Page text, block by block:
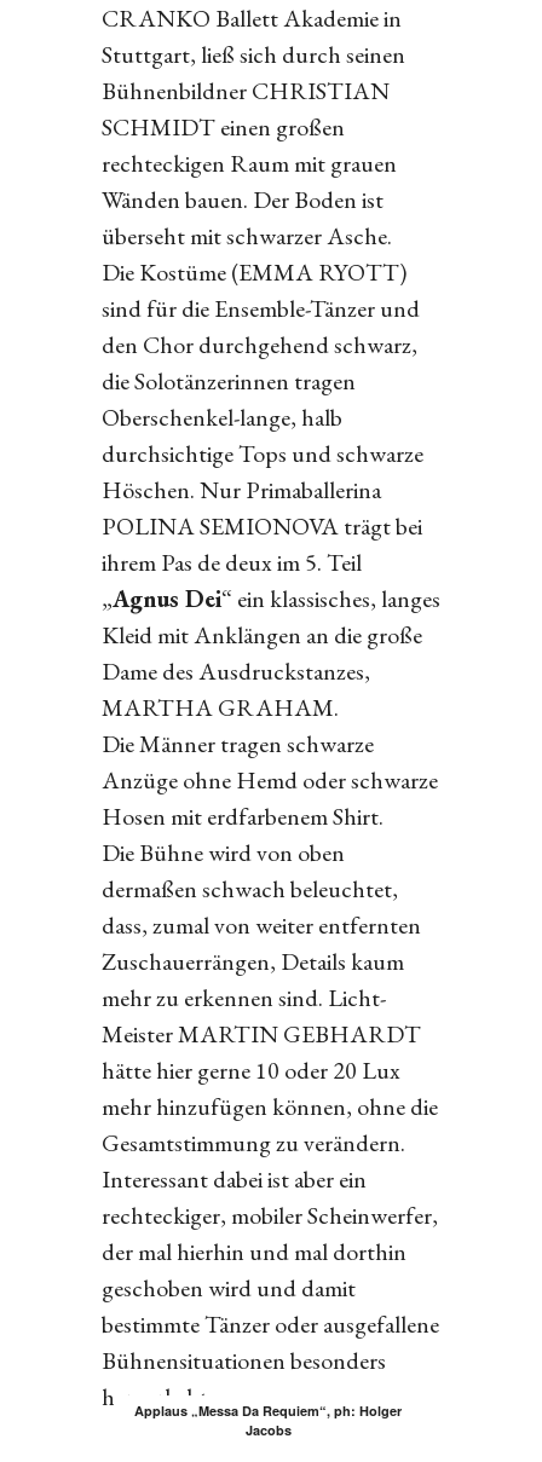
CRANKO Ballett Akademie in
Stuttgart, ließ sich durch seinen
Bühnenbildner CHRISTIAN
SCHMIDT einen großen
rechteckigen Raum mit grauen
Wänden bauen. Der Boden ist
überseht mit schwarzer Asche.
Die Kostüme (EMMA RYOTT)
sind für die Ensemble-Tänzer und
den Chor durchgehend schwarz,
die Solotänzerinnen tragen
Oberschenkel-lange, halb
durchsichtige Tops und schwarze
Höschen. Nur Primaballerina
POLINA SEMIONOVA trägt bei
ihrem Pas de deux im 5. Teil
„Agnus Dei“ ein klassisches, langes
Kleid mit Anklängen an die große
Dame des Ausdruckstanzes,
MARTHA GRAHAM.
Die Männer tragen schwarze
Anzüge ohne Hemd oder schwarze
Hosen mit erdfarbenem Shirt.
Die Bühne wird von oben
dermaßen schwach beleuchtet,
dass, zumal von weiter entfernten
Zuschauerrängen, Details kaum
mehr zu erkennen sind. Licht-
Meister MARTIN GEBHARDT
hätte hier gerne 10 oder 20 Lux
mehr hinzufügen können, ohne die
Gesamtstimmung zu verändern.
Interessant dabei ist aber ein
rechteckiger, mobiler Scheinwerfer,
der mal hierhin und mal dorthin
geschoben wird und damit
bestimmte Tänzer oder ausgefallene
Bühnensituationen besonders
hervorhebt.
Applaus „Messa Da Requiem“, ph: Holger
Jacobs